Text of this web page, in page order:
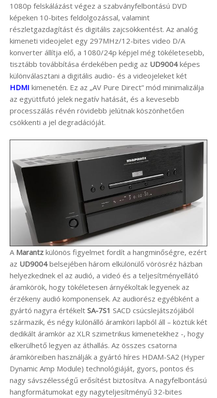
1080p felskálázást végez a szabványfelbontású DVD
képeken 10-bites feldolgozással, valamint
részletgazdagítást és digitális zajcsökkentést. Az analóg
kimeneti videojelet egy 297MHz/12-bites video D/A
konverter állítja elő, a 1080/24p képjel még tökéletesebb,
tisztább továbbítása érdekében pedig az UD9004képes
különválasztani a digitális audio- és a videojeleket két
HDMI kimenetén. Ez az „AV Pure Direct” mód minimalizálja
az együttfutó jelek negatív hatását, és a kevesebb
processzálás révén rövidebb jelútnak köszönhetően
csökkenti a jel degradációját.
A Marantz különös figyelmet fordít a hangminőségre, ezért
az UD9004belsejében három elkülönülő vörösréz házban
helyezkednek el az audió, a videó és a teljesítményellátó
áramkörök, hogy tökéletesen árnyékoltak legyenek az
érzékeny audió komponensek. Az audiorész egyébként a
gyártó nagyra értékelt SA-7S1 SACD csúcslejátszójából
származik, és négy különálló áramköri lapból áll – köztük két
dedikált áramkör az XLR szimetrikus kimenetekhez -, hogy
elkerülhető legyen az áthallás. Az összes csatorna
áramköreiben használják a gyártó híres HDAM-SA2 (Hyper
Dynamic Amp Module) technológiáját, gyors, pontos és
nagy sávszélességű erősítést biztosítva. A nagyfelbontású
hangformátumokat egy nagyteljesítményű 32-bites